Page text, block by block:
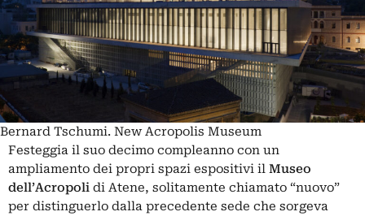
Bernard Tschumi. New Acropolis Museum
Festeggia il suo decimo compleanno con un
ampliamento dei propri spazi espositivi il Museo
dell’Acropoli di Atene, solitamente chiamato “nuovo”
per distinguerlo dalla precedente sede che sorgeva